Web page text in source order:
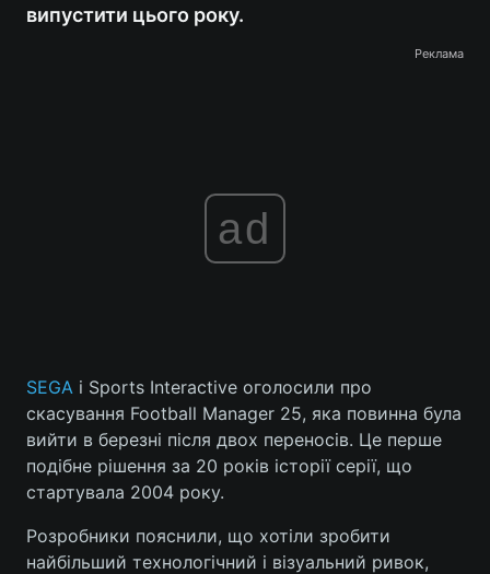
випустити цього року.
Реклама
ad
SEGA і Sports Interactive оголосили про
скасування Football Manager 25, яка повинна була
вийти в березні після двох переносів. Це перше
подібне рішення за 20 років історії серії, що
стартувала 2004 року.
Розробники пояснили, що хотіли зробити
найбільший технологічний і візуальний ривок,